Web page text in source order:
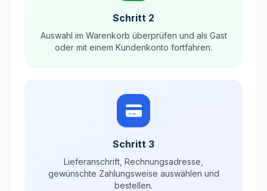
Schritt 2
Auswahl im Warenkorb überprüfen und als Gast
oder mit einem Kundenkonto fortfahren.
Schritt 3
Lieferanschrift, Rechnungsadresse,
gewünschte Zahlungsweise auswählen und
bestellen.